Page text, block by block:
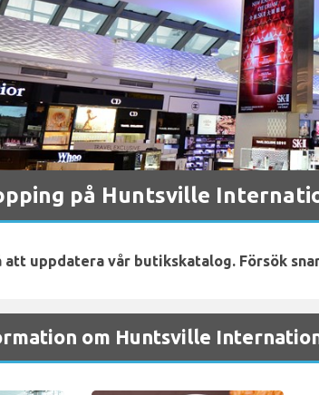
på Huntsville
att uppdatera vår butikskatalog. Försök
om Huntsville